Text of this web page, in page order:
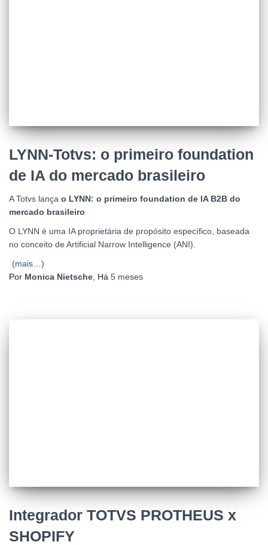
LYNN-Totvs: o primeiro foundation
de IA do mercado brasileiro
A Totvs lança o LYNN: o primeiro foundation de IA B2B do
mercado brasileiro
O LYNN é uma IA proprietária de propósito específico, baseada
no conceito de Artificial Narrow Intelligence (ANI).
(mais…)
Por Monica Nietsche , Há 5 meses
Integrador TOTVS PROTHEUS x
SHOPIFY